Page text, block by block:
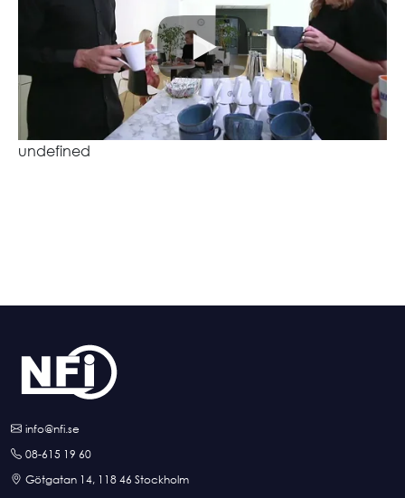
undefined
info@nfi.se
08-615 19 60
Götgatan 14, 118 46 Stockholm